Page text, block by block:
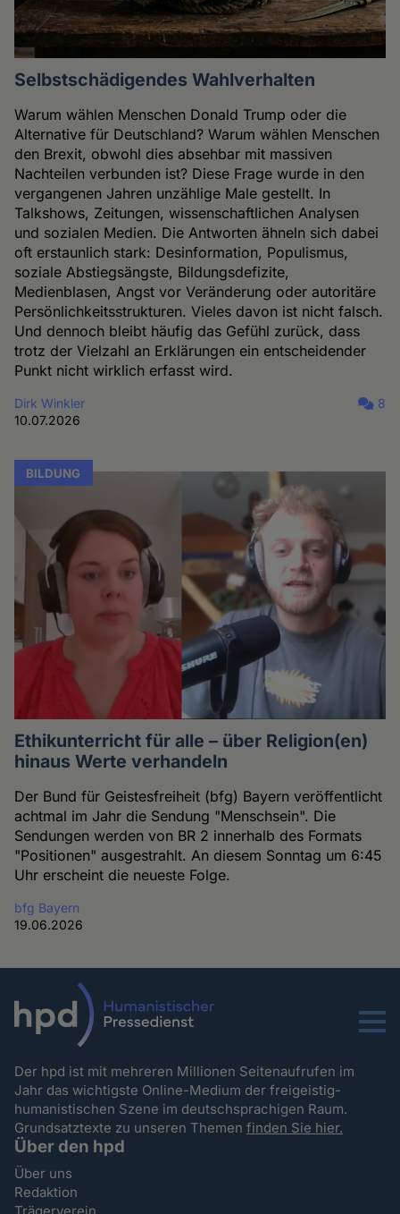
Selbstschädigendes Wahlverhalten
Warum wählen Menschen Donald Trump oder die
Alternative für Deutschland? Warum wählen Menschen
den Brexit, obwohl dies absehbar mit massiven
Nachteilen verbunden ist? Diese Frage wurde in den
vergangenen Jahren unzählige Male gestellt. In
Talkshows, Zeitungen, wissenschaftlichen Analysen
und sozialen Medien. Die Antworten ähneln sich dabei
oft erstaunlich stark: Desinformation, Populismus,
soziale Abstiegsängste, Bildungsdefizite,
Medienblasen, Angst vor Veränderung oder autoritäre
Persönlichkeitsstrukturen. Vieles davon ist nicht falsch.
Und dennoch bleibt häufig das Gefühl zurück, dass
trotz der Vielzahl an Erklärungen ein entscheidender
Punkt nicht wirklich erfasst wird.
Dirk Winkler
10.07.2026
8
BILDUNG
Ethikunterricht für alle – über Religion(en)
hinaus Werte verhandeln
Der Bund für Geistesfreiheit (bfg) Bayern veröffentlicht
achtmal im Jahr die Sendung "Menschsein". Die
Sendungen werden von BR 2 innerhalb des Formats
"Positionen" ausgestrahlt. An diesem Sonntag um 6:45
Uhr erscheint die neueste Folge.
bfg Bayern
19.06.2026
Menu
Der hpd ist mit mehreren Millionen Seitenaufrufen im
Jahr das wichtigste Online-Medium der freigeistig-
humanistischen Szene im deutschsprachigen Raum.
Grundsatztexte zu unseren Themenfinden Sie hier.
Über den hpd
Über uns
Redaktion